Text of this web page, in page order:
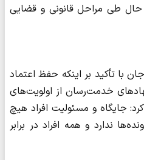
حال طی مراحل قانونی و قضایی
با تأکید بر اینکه حفظ اعتماد
خدمت‌رسان از اولویت‌های
جایگاه و مسئولیت افراد هیچ
ندارد و همه افراد در برابر